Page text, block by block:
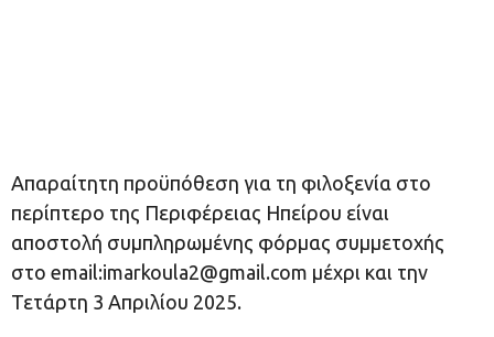
Απαραίτητη προϋπόθεση για τη φιλοξενία στο
περίπτερο της Περιφέρειας Ηπείρου είναι
αποστολή συμπληρωμένης φόρμας συμμετοχής
στο email:imarkoula2@gmail.com μέχρι και την
Τετάρτη 3 Απριλίου 2025.